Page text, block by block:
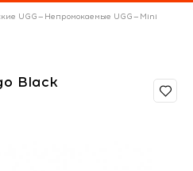
UGG— Непромокаемые UGG— Mini
Black